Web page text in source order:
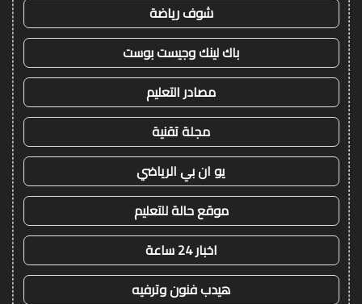
شوف رياضة
باك لينك وجيست بوست
مصادر التعليم
مجلة تقنية
يو ان بي الرياضي
موقع حالة للتعليم
اخبار 24 ساعة
هيدب فنون وترفيه